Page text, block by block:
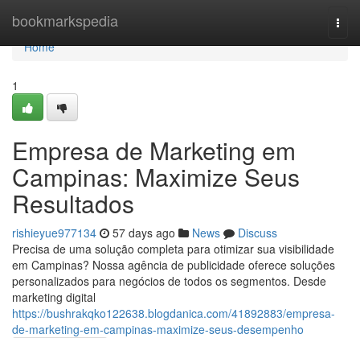
bookmarkspedia
Home
Home
1
Empresa de Marketing em
Campinas: Maximize Seus
Resultados
rishieyue977134 57 days ago News
Discuss
Precisa de uma solução completa para otimizar sua visibilidade
em Campinas? Nossa agência de publicidade oferece soluções
personalizados para negócios de todos os segmentos. Desde
marketing digital
https://bushrakqko122638.blogdanica.com/41892883/empresa-
de-marketing-em-campinas-maximize-seus-desempenho